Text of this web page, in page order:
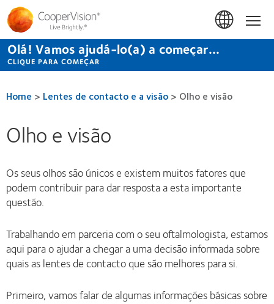
Passar
para
conteúdo
principal
Início
Olá! Vamos ajudá-lo(a) a começar...
CLIQUE PARA COMEÇAR
Home > Lentes de contacto e a visão > Olho e visão
Olho e visão
Os seus olhos são únicos e existem muitos fatores que
podem contribuir para dar resposta a esta importante
questão.
Trabalhando em parceria com o seu oftalmologista, estamos
aqui para o ajudar a chegar a uma decisão informada sobre
quais as lentes de contacto que são melhores para si.
Primeiro, vamos falar de algumas informações básicas sobre